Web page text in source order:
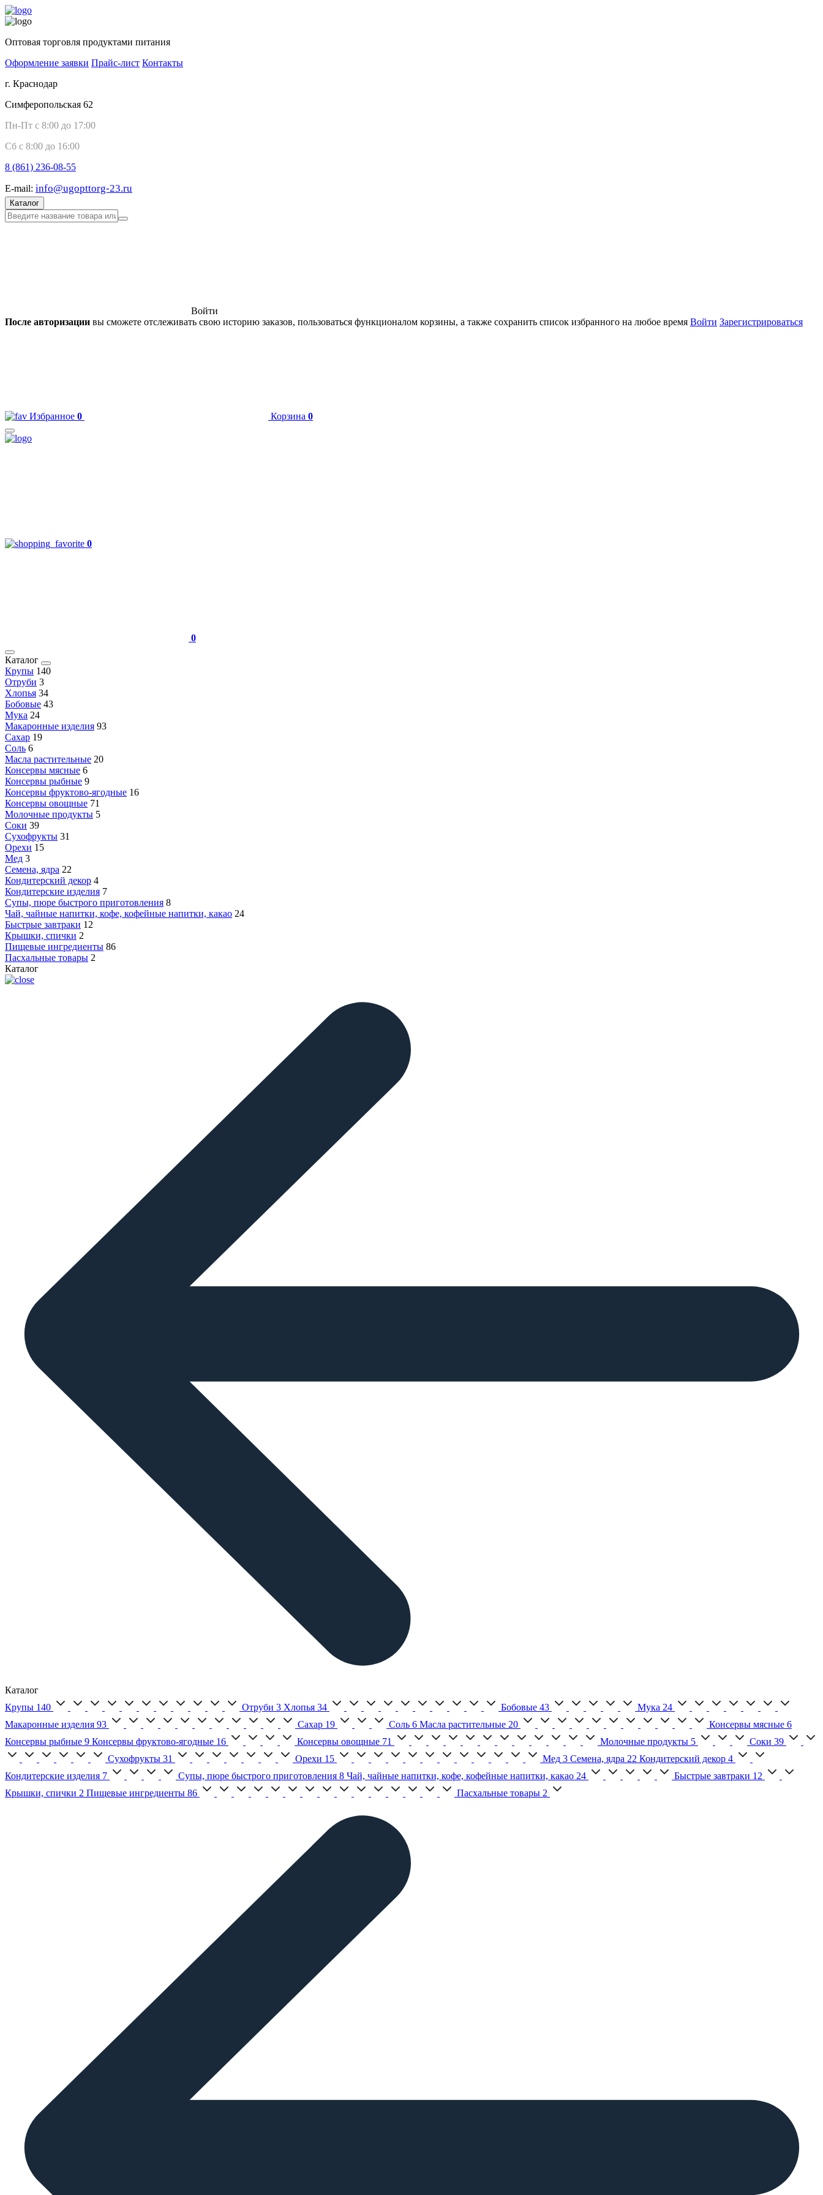
Оптовая торговля продуктами питания
Оформление заявки Прайс-лист Контакты
г. Краснодар
Симферопольская 62
Пн-Пт с 8:00 до 17:00
Сб с 8:00 до 16:00
8 (861) 236-08-55
E-mail: info@ugopttorg-23.ru
Каталог
Войти
После авторизации вы сможете отслеживать свою историю заказов, пользоваться функционалом корзины, а также сохранить список избранного на любое время Войти Зарегистрироваться
Избранное 0 Корзина 0
0
0
Каталог
Крупы 140
Отруби 3
Хлопья 34
Бобовые 43
Мука 24
Макаронные изделия 93
Сахар 19
Соль 6
Масла растительные 20
Консервы мясные 6
Консервы рыбные 9
Консервы фруктово-ягодные 16
Консервы овощные 71
Молочные продукты 5
Соки 39
Сухофрукты 31
Орехи 15
Мед 3
Семена, ядра 22
Кондитерский декор 4
Кондитерские изделия 7
Супы, пюре быстрого приготовления 8
Чай, чайные напитки, кофе, кофейные напитки, какао 24
Быстрые завтраки 12
Крышки, спички 2
Пищевые ингредиенты 86
Пасхальные товары 2
Каталог
Каталог
Крупы 140 Отруби 3 Хлопья 34 Бобовые 43 Мука 24
Макаронные изделия 93 Сахар 19 Соль 6 Масла растительные 20 Консервы мясные 6
Консервы рыбные 9 Консервы фруктово-ягодные 16 Консервы овощные 71 Молочные продукты 5 Соки 39
Сухофрукты 31 Орехи 15 Мед 3 Семена, ядра 22 Кондитерский декор 4
Кондитерские изделия 7 Супы, пюре быстрого приготовления 8 Чай, чайные напитки, кофе, кофейные напитки, какао 24 Быстрые завтраки 12
Крышки, спички 2 Пищевые ингредиенты 86 Пасхальные товары 2